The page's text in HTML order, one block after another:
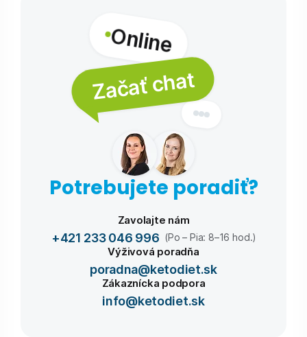
Online
Začať chat
Potrebujete poradiť?
Zavolajte nám
+421 233 046 996 (Po – Pia: 8–16 hod.)
Výživová poradňa
poradna@ketodiet.sk
Zákaznícka podpora
info@ketodiet.sk